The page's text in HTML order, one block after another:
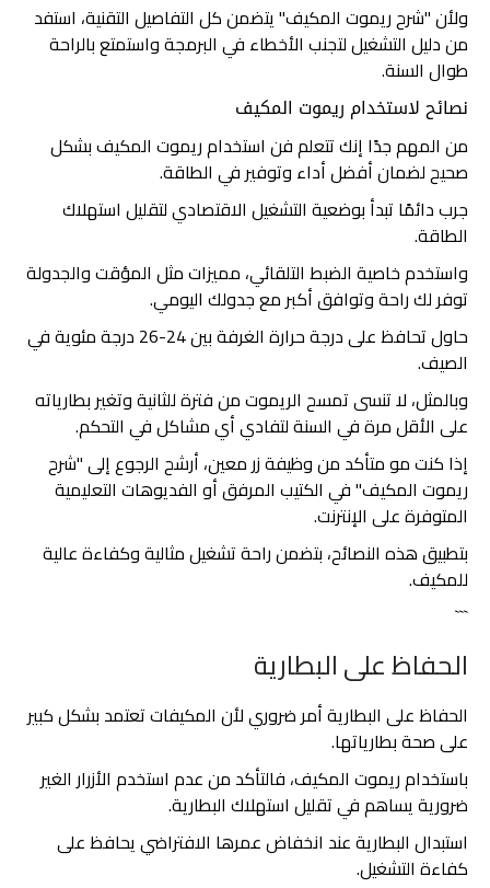
ولأن "شرح ريموت المكيف" يتضمن كل التفاصيل التقنية، استفد
من دليل التشغيل لتجنب الأخطاء في البرمجة واستمتع بالراحة
طوال السنة.
نصائح لاستخدام ريموت المكيف
من المهم جدًا إنك تتعلم فن استخدام ريموت المكيف بشكل
صحيح لضمان أفضل أداء وتوفير في الطاقة.
جرب دائمًا تبدأ بوضعية التشغيل الاقتصادي لتقليل استهلاك
الطاقة.
واستخدم خاصية الضبط التلقائي، مميزات مثل المؤقت والجدولة
توفر لك راحة وتوافق أكبر مع جدولك اليومي.
حاول تحافظ على درجة حرارة الغرفة بين 24-26 درجة مئوية في
الصيف.
وبالمثل، لا تنسى تمسح الريموت من فترة للثانية وتغير بطارياته
على الأقل مرة في السنة لتفادي أي مشاكل في التحكم.
إذا كنت مو متأكد من وظيفة زر معين، أرشح الرجوع إلى "شرح
ريموت المكيف" في الكتيب المرفق أو الفديوهات التعليمية
المتوفرة على الإنترنت.
بتطبيق هذه النصائح، بتضمن راحة تشغيل مثالية وكفاءة عالية
للمكيف.
```
الحفاظ على البطارية
الحفاظ على البطارية أمر ضروري لأن المكيفات تعتمد بشكل كبير
على صحة بطارياتها.
باستخدام ريموت المكيف، فالتأكد من عدم استخدم الأزرار الغير
ضرورية يساهم في تقليل استهلاك البطارية.
استبدال البطارية عند انخفاض عمرها الافتراضي يحافظ على
كفاءة التشغيل.